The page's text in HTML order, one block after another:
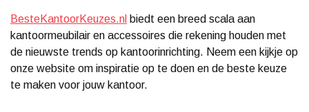
BesteKantoorKeuzes.nl biedt een breed scala aan
kantoormeubilair en accessoires die rekening houden met
de nieuwste trends op kantoorinrichting. Neem een kijkje op
onze website om inspiratie op te doen en de beste keuze
te maken voor jouw kantoor.